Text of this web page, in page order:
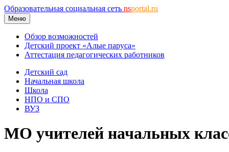
Образовательная социальная сеть nsportal.ru
Меню
Обзор возможностей
Детский проект «Алые паруса»
Аттестация педагогических работников
Детский сад
Начальная школа
Школа
НПО и СПО
ВУЗ
МО учителей начальных